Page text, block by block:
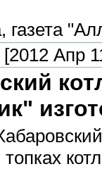
[2012 Апр
топках